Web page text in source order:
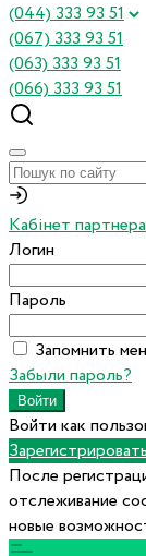
(044) 333 93 51
(067) 333 93 51
(063) 333 93 51
(066) 333 93 51
Кабінет партнера
Логин
Пароль
Запомнить
Забыли пароль?
Войти как
После
отслеживание
новые